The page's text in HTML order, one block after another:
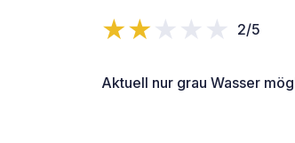
2/5
Aktuell nur grau Wasser